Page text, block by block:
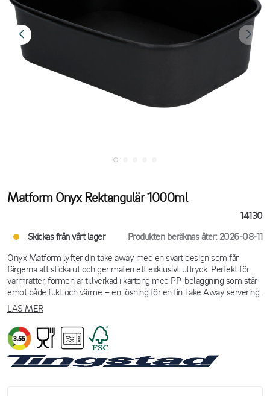
Matform Onyx Rektangulär 1000ml
14130
Skickas från vårt lager
Produkten beräknas åter: 2026-08-11
Onyx Matform lyfter din take away med en svart design som får
färgerna att sticka ut och ger maten ett exklusivt uttryck. Perfekt för
varmrätter, formen är tillverkad i kartong med PP-beläggning som står
emot både fukt och värme – en lösning för en fin Take Away servering.
LÄS MER